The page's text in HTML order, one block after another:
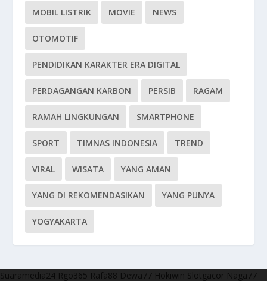
MOBIL LISTRIK MOVIE NEWS
OTOMOTIF
PENDIDIKAN KARAKTER ERA DIGITAL
PERDAGANGAN KARBON PERSIB RAGAM
RAMAH LINGKUNGAN SMARTPHONE
SPORT TIMNAS INDONESIA TREND
VIRAL WISATA YANG AMAN
YANG DI REKOMENDASIKAN YANG PUNYA
YOGYAKARTA
Suaramedia24 Rgo365 Rafa88 Dewa77 Hokiwin Slotgacor Naga77